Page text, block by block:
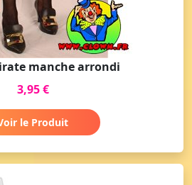
manche arrondi
3,95 €
le Produit